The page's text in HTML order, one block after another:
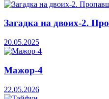
Загадка на двоих-2.
20.05.2025
Мажор-4
22.05.2026